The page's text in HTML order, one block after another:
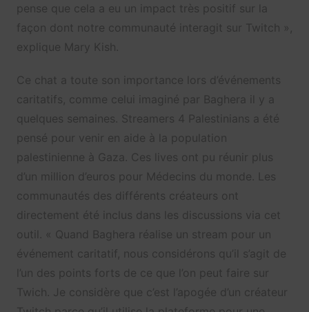
pense que cela a eu un impact très positif sur la
façon dont notre communauté interagit sur Twitch »,
explique Mary Kish.
Ce chat a toute son importance lors d’événements
caritatifs, comme celui imaginé par Baghera il y a
quelques semaines. Streamers 4 Palestinians a été
pensé pour venir en aide à la population
palestinienne à Gaza. Ces lives ont pu réunir plus
d’un million d’euros pour Médecins du monde. Les
communautés des différents créateurs ont
directement été inclus dans les discussions via cet
outil. « Quand Baghera réalise un stream pour un
événement caritatif, nous considérons qu’il s’agit de
l’un des points forts de ce que l’on peut faire sur
Twich. Je considère que c’est l’apogée d’un créateur